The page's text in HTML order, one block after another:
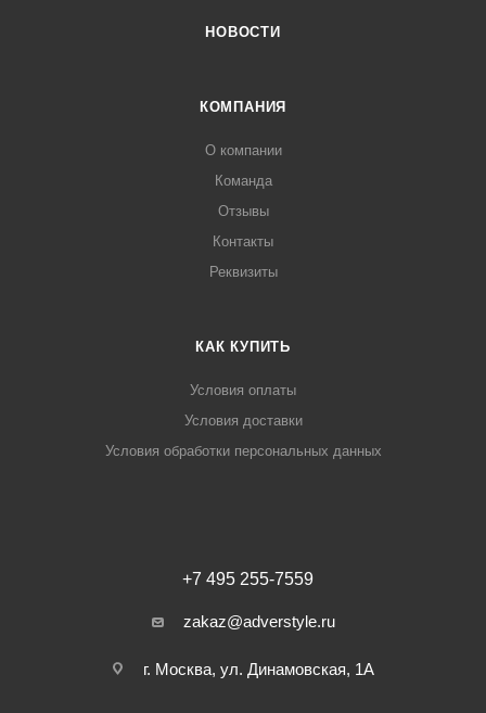
НОВОСТИ
КОМПАНИЯ
О компании
Команда
Отзывы
Контакты
Реквизиты
КАК КУПИТЬ
Условия оплаты
Условия доставки
Условия обработки персональных данных
+7 495 255-7559
zakaz@adverstyle.ru
г. Москва, ул. Динамовская, 1А